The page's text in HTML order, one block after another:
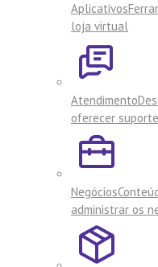
Aplicativos
loja virtual
Atendimento
oferecer
Negócios
administrar os